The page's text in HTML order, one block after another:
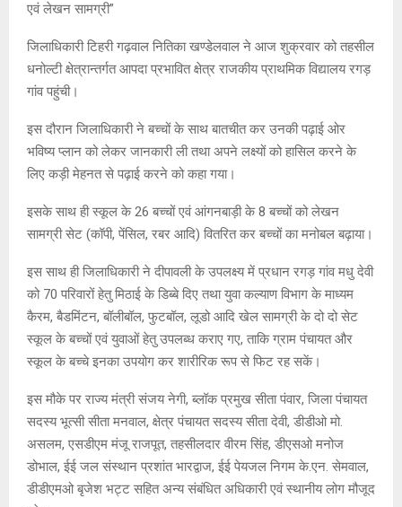
एवं लेखन सामग्री”
जिलाधिकारी टिहरी गढ़वाल नितिका खण्डेलवाल ने आज शुक्रवार को तहसील
धनोल्टी क्षेत्रान्तर्गत आपदा प्रभावित क्षेत्र राजकीय प्राथमिक विद्यालय रगड़
गांव पहुंची।
इस दौरान जिलाधिकारी ने बच्चों के साथ बातचीत कर उनकी पढ़ाई ओर
भविष्य प्लान को लेकर जानकारी ली तथा अपने लक्ष्यों को हासिल करने के
लिए कड़ी मेहनत से पढ़ाई करने को कहा गया।
इसके साथ ही स्कूल के 26 बच्चों एवं आंगनबाड़ी के 8 बच्चों को लेखन
सामग्री सेट (कॉपी, पेंसिल, रबर आदि) वितरित कर बच्चों का मनोबल बढ़ाया।
इस साथ ही जिलाधिकारी ने दीपावली के उपलक्ष्य में प्रधान रगड़ गांव मधु देवी
को 70 परिवारों हेतु मिठाई के डिब्बे दिए तथा युवा कल्याण विभाग के माध्यम
कैरम, बैडमिंटन, बॉलीबॉल, फुटबॉल, लूडो आदि खेल सामग्री के दो दो सेट
स्कूल के बच्चों एवं युवाओं हेतु उपलब्ध कराए गए, ताकि ग्राम पंचायत और
स्कूल के बच्चे इनका उपयोग कर शारीरिक रूप से फिट रह सकें।
इस मौके पर राज्य मंत्री संजय नेगी, ब्लॉक प्रमुख सीता पंवार, जिला पंचायत
सदस्य भूत्सी सीता मनवाल, क्षेत्र पंचायत सदस्य सीता देवी, डीडीओ मो.
असलम, एसडीएम मंजू राजपूत, तहसीलदार वीरम सिंह, डीएसओ मनोज
डोभाल, ईई जल संस्थान प्रशांत भारद्वाज, ईई पेयजल निगम के.एन. सेमवाल,
डीडीएमओ बृजेश भट्ट सहित अन्य संबंधित अधिकारी एवं स्थानीय लोग मौजूद